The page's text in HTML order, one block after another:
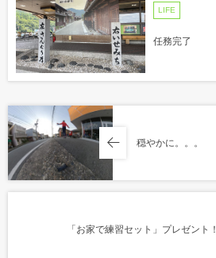
LIFE
任務完了
穏やかに。。。
「お家で練習セット」プレゼント！